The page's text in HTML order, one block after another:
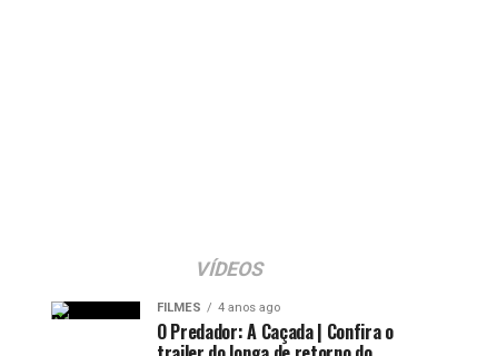
VÍDEOS
FILMES 4 anos ago
O Predador: A Caçada | Confira o